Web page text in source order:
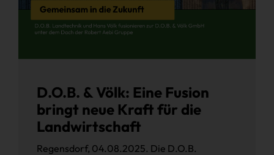
D.O.B. & Völk: Eine Fusion
bringt neue Kraft für die
Landwirtschaft
Regensdorf, 04.08.2025. Die D.O.B.